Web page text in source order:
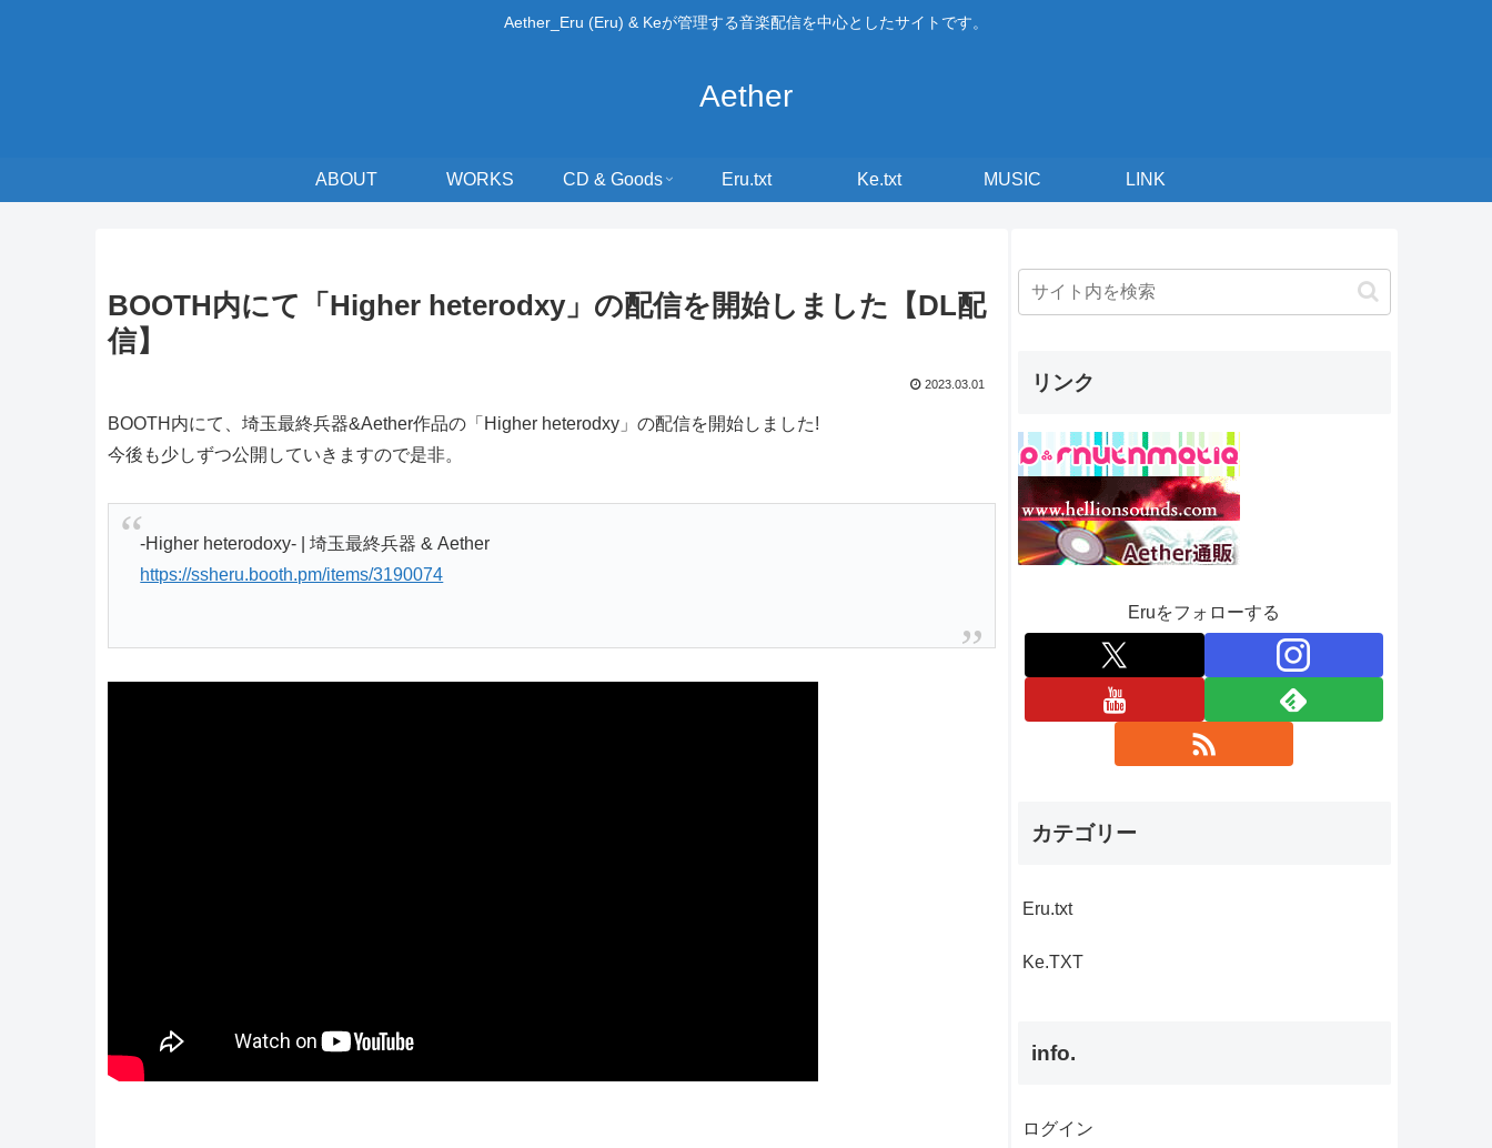
Aether_Eru (Eru) & Keが管理する音楽配信を中心としたサイトです。
Aether
ABOUT WORKS CD & Goods Eru.txt Ke.txt MUSIC LINK
BOOTH内にて「Higher heterodxy」の配信を開始しました【DL配
信】
2023.03.01
BOOTH内にて、埼玉最終兵器&Aether作品の「Higher heterodxy」の配信を開始しました!
今後も少しずつ公開していきますので是非。
-Higher heterodoxy- | 埼玉最終兵器 & Aether
https://ssheru.booth.pm/items/3190074
リンク
Eruをフォローする
カテゴリー
Eru.txt
Ke.TXT
info.
ログイン